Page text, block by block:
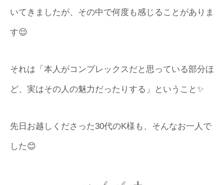
いてきましたが、その中で何度も感じることがありま
す😌
それは「本人がコンプレックスだと思っている部分ほ
ど、実はその人の魅力だったりする」ということ✨
先日お越しくださった30代のK様も、そんなお一人で
した😊